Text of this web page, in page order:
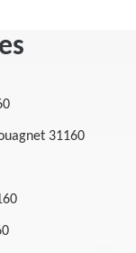
31160